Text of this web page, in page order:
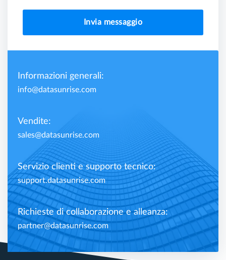
Invia messaggio
Informazioni generali:
info@datasunrise.com
Vendite:
sales@datasunrise.com
Servizio clienti e supporto tecnico:
support.datasunrise.com
Richieste di collaborazione e alleanza:
partner@datasunrise.com